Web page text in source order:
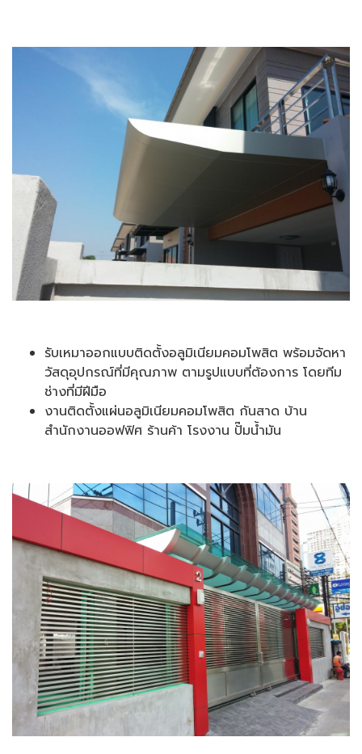
รับเหมาออกแบบติดตั้งอลูมิเนียมคอมโพสิต พร้อมจัดหา
วัสดุอุปกรณ์ที่มีคุณภาพ ตามรูปแบบที่ต้องการ โดยทีม
ช่างที่มีฝีมือ
งานติดตั้งแผ่นอลูมิเนียมคอมโพสิต กันสาด บ้าน
สำนักงานออฟฟิศ ร้านค้า โรงงาน ปั๊มน้ำมัน